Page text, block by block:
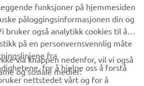
funksjoner på hjemmesiden
påloggingsinformasjonen din og
bruker også analytikk cookies til å
på en personvernsvennlig måte
fra
for å hjelpe oss å forstå
nettstedet vårt og for å
via knappen nedenfor, vil vi også
og sosiale medier: